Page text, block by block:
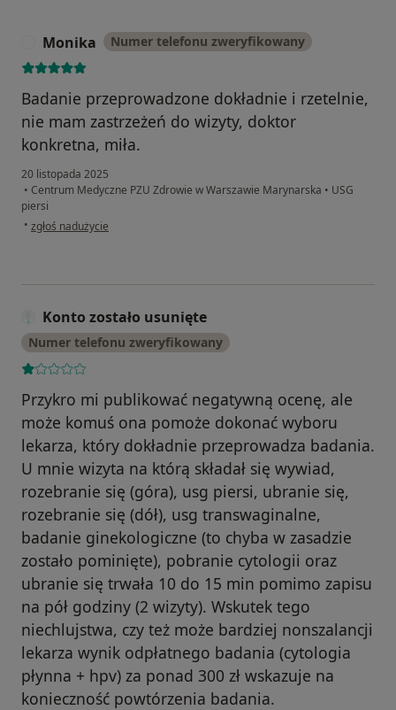
Monika Numer telefonu zweryfikowany
Badanie przeprowadzone dokładnie i rzetelnie,
nie mam zastrzeżeń do wizyty, doktor
konkretna, miła.
20 listopada 2025
• Centrum Medyczne PZU Zdrowie w Warszawie Marynarska • USG
piersi
• w opinii użytkownika Monika
zgłoś nadużycie
Konto zostało usunięte
Numer telefonu zweryfikowany
Przykro mi publikować negatywną ocenę, ale
może komuś ona pomoże dokonać wyboru
lekarza, który dokładnie przeprowadza badania.
U mnie wizyta na którą składał się wywiad,
rozebranie się (góra), usg piersi, ubranie się,
rozebranie się (dół), usg transwaginalne,
badanie ginekologiczne (to chyba w zasadzie
zostało pominięte), pobranie cytologii oraz
ubranie się trwała 10 do 15 min pomimo zapisu
na pół godziny (2 wizyty). Wskutek tego
niechlujstwa, czy też może bardziej nonszalancji
lekarza wynik odpłatnego badania (cytologia
płynna + hpv) za ponad 300 zł wskazuje na
konieczność powtórzenia badania.